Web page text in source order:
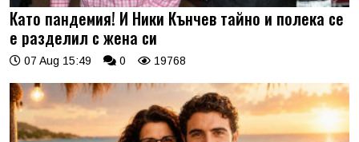
Като пандемия! И Ники Кънчев тайно и полека се
е разделил с жена си
07 Aug 15:49 0 19768